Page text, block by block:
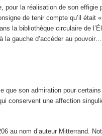
pour la réalisation de son effigie
de tenir compte qu’il était
la bibliothèque circulaire de
gauche d’accéder au
son admiration pour
conservent une affection
au nom d’auteur Mitterrand.